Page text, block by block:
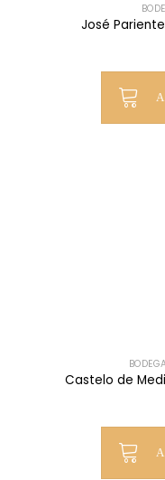
José
Castelo de